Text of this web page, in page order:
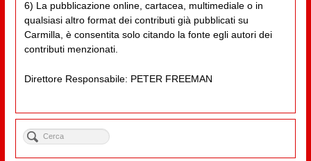
6) La pubblicazione online, cartacea, multimediale o in
qualsiasi altro format dei contributi già pubblicati su
Carmilla, è consentita solo citando la fonte egli autori dei
contributi menzionati.
Direttore Responsabile: PETER FREEMAN